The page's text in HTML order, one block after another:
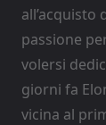
all’acquisto
passione
volersi
giorni fa
vicina al